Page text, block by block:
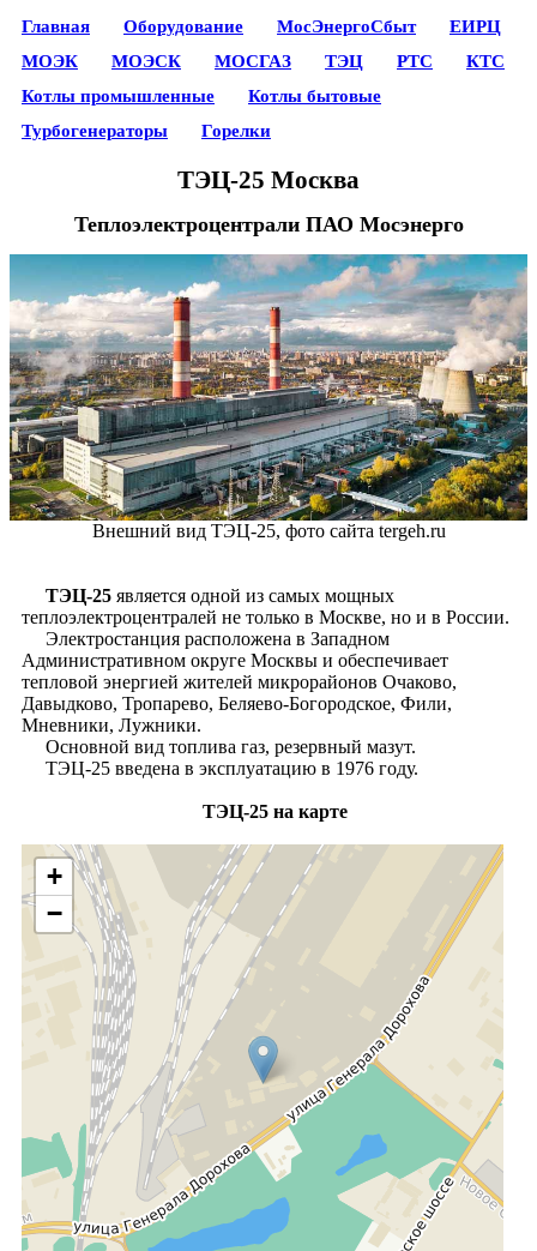
Главная Оборудование МосЭнергоСбыт
ЕИРЦ
МОЭК
МОЭСК МОСГАЗ ТЭЦ РТС
КТС
Котлы промышленные
Котлы бытовые
Турбогенераторы
Горелки
ТЭЦ-25 Москва
Теплоэлектроцентрали ПАО Мосэнерго
Внешний вид ТЭЦ-25, фото сайта tergeh.ru
ТЭЦ-25 является одной из самых мощных
теплоэлектроцентралей не только в Москве, но и в России.
Электростанция расположена в Западном
Административном округе Москвы и обеспечивает
тепловой энергией жителей микрорайонов Очаково,
Давыдково, Тропарево, Беляево-Богородское, Фили,
Мневники, Лужники.
Основной вид топлива газ, резервный мазут.
ТЭЦ-25 введена в эксплуатацию в 1976 году.
ТЭЦ-25 на карте
+
−